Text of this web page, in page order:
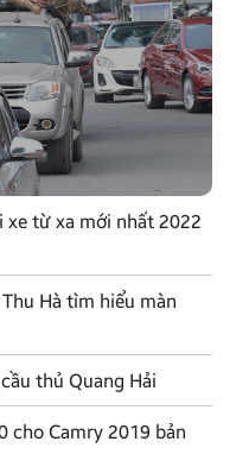
xe từ xa mới nhất 2022
Hà tìm hiểu màn
thủ Quang Hải
cho Camry 2019 bản